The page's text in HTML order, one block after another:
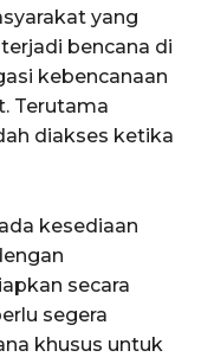
yang
bencana di
kebencanaan
Terutama
diakses ketika
kesediaan
secara
segera
khusus untuk